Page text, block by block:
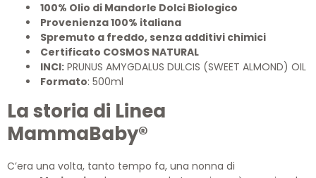
100% Olio di Mandorle Dolci Biologico
Provenienza 100% italiana
Spremuto a freddo, senza additivi chimici
Certificato COSMOS NATURAL
INCI: PRUNUS AMYGDALUS DULCIS (SWEET ALMOND) OIL
Formato: 500ml
La storia di Linea
MammaBaby®
C’era una volta, tanto tempo fa, una nonna di